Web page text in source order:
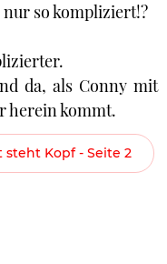
nur so kompliziert!?
da, als Conny mit
herein kommt.
steht Kopf - Seite 2